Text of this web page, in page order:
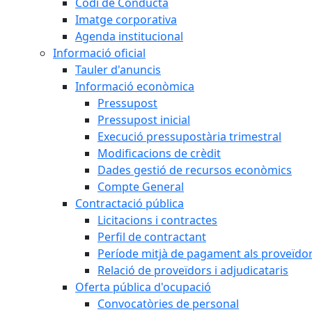
Imatge corporativa
Agenda institucional
Informació oficial
Tauler d'anuncis
Informació econòmica
Pressupost
Pressupost inicial
Execució pressupostària trimestral
Modificacions de crèdit
Dades gestió de recursos econòmics
Compte General
Contractació pública
Licitacions i contractes
Perfil de contractant
Període mitjà de pagament als
Relació de proveïdors i adjudicataris
Oferta pública d'ocupació
Convocatòries de personal